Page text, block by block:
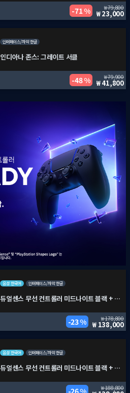
71 % 79,800
23,000
인터페이스/자막 한글
인디아나 존스: 그레이트 서클
48 % 79,900
41,800
음성 한국어 인터페이스/자막 한글
듀얼센스 무선 컨트롤러 미드나이트 블랙 + PC용 USB 케이블 + 프래그마타
23 % 178,800
138,000
음성 한국어 인터페이스/자막 한글
듀얼센스 무선 컨트롤러 미드나이트 블랙 + PC용 USB 케이블 + 붉은사막
188,800